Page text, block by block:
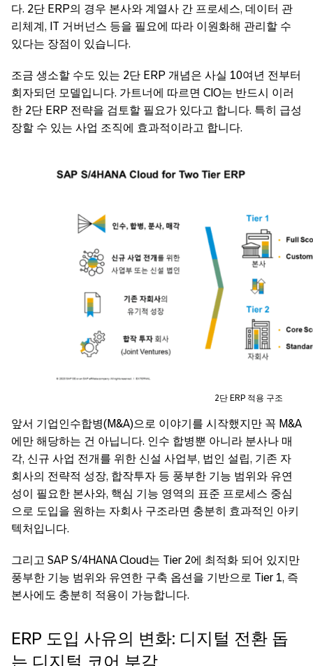
다. 2단 ERP의 경우 본사와 계열사 간 프로세스, 데이터 관
리체계, IT 거버넌스 등을 필요에 따라 이원화해 관리할 수
있다는 장점이 있습니다.
조금 생소할 수도 있는 2단 ERP 개념은 사실 10여년 전부터
회자되던 모델입니다. 가트너에 따르면 CIO는 반드시 이러
한 2단 ERP 전략을 검토할 필요가 있다고 합니다. 특히 급성
장할 수 있는 사업 조직에 효과적이라고 합니다.
2단 ERP 적용 구조
앞서 기업인수합병(M&A)으로 이야기를 시작했지만 꼭 M&A
에만 해당하는 건 아닙니다. 인수 합병뿐 아니라 분사나 매
각, 신규 사업 전개를 위한 신설 사업부, 법인 설립, 기존 자
회사의 전략적 성장, 합작투자 등 풍부한 기능 범위와 유연
성이 필요한 본사와, 핵심 기능 영역의 표준 프로세스 중심
으로 도입을 원하는 자회사 구조라면 충분히 효과적인 아키
텍처입니다.
그리고 SAP S/4HANA Cloud는 Tier 2에 최적화 되어 있지만
풍부한 기능 범위와 유연한 구축 옵션을 기반으로 Tier 1, 즉
본사에도 충분히 적용이 가능합니다.
ERP 도입 사유의 변화: 디지털 전환 돕
는 디지털 코어 부각